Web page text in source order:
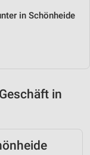
in Schönheide
in